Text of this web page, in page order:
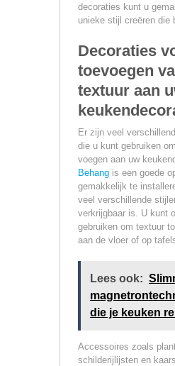
decoraties kunt u
unieke stijl creëren die
Decoraties
toevoegen
textuur aan
Er zijn veel
die u kunt gebruiken
voegen aan uw
Behang is een goede
gemakkelijk te
veel verschillende
verkrijgbaar is. U kunt
gebruiken om textuur
aan de vloer of op
Lees ook:
die je keuken
Accessoires zoals
schilderijlijsten en